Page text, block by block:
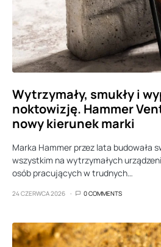
Wytrzymały, smukły i
noktowizję. Hammer
nowy kierunek marki
Marka Hammer przez lata budowała
wszystkim na wytrzymałych
osób pracujących w trudnych…
24 CZERWCA 2026 0 COMMENTS